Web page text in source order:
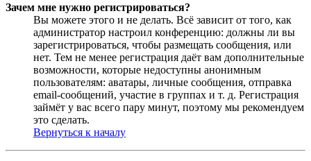
Зачем мне нужно регистрироваться?
Вы можете этого и не делать. Всё зависит от того, как
администратор настроил конференцию: должны ли вы
зарегистрироваться, чтобы размещать сообщения, или
нет. Тем не менее регистрация даёт вам дополнительные
возможности, которые недоступны анонимным
пользователям: аватары, личные сообщения, отправка
email-сообщений, участие в группах и т. д. Регистрация
займёт у вас всего пару минут, поэтому мы рекомендуем
это сделать.
Вернуться к началу